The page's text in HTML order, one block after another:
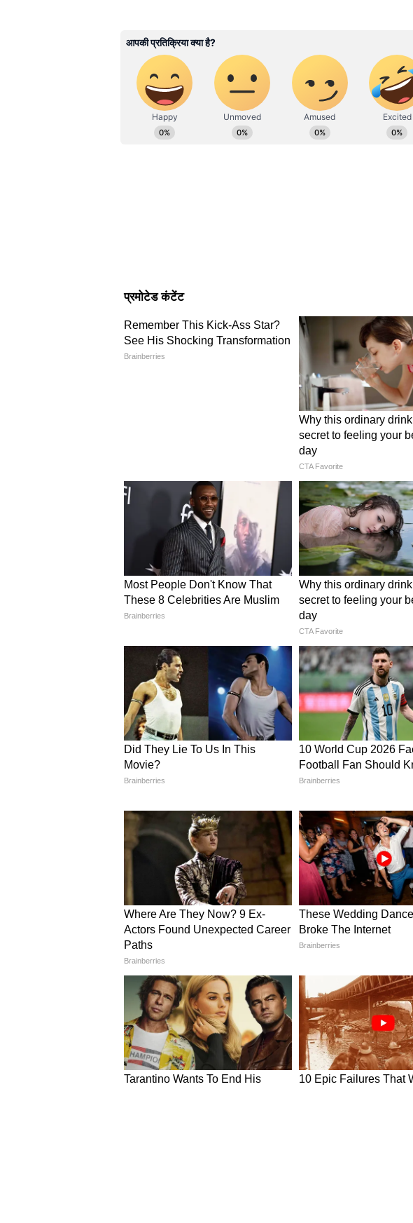
Top 10 Morning News: PM मोदी
के वाराणसी दौरे से लेकर होर्मुज संकट
तक-देश और दुनिया की 10 बड़ी खबरें
दर्शाता है, लेकिन इसके साथ ही कई इलाकों में हिंसा और
भवानीपुर जैसी महत्वपूर्ण सीटों पर कड़ा मुकाबला देखने को
टक्कर रही। AI आधारित निगरानी व्यवस्था ने चुनाव
लेकिन जमीनी स्तर पर सुरक्षा चुनौतियां बनी रहीं।
3. एग्जिट पोल: संभावित राजनीतिक उलटफेर के
Axis My India के ताज़ा एग्जिट पोल ने 2026 के
की संभावना जताई है। पश्चिम बंगाल में BJP की मजबूत
तमिलनाडु में विजय की TVK पार्टी के अप्रत्याशित प्रदर्शन
केरल में UDF के सत्ता में आने की संभावना जताई गई है।
होते, लेकिन वे मतदाताओं के रुझान और राजनीतिक
हलकों में हलचल तेज हो गई है।
4. अमेरिकी फेड का फैसला: वैश्विक बाजार पर
Federal Reserve द्वारा ब्याज दरों को स्थिर रखने का
लिया गया एक संतुलित कदम माना जा रहा है। फेड चेयर
पश्चिम एशिया में बढ़ते तनाव और तेल कीमतों में उछाल को
रणनीति अपनाई जाएगी। इस फैसले का असर वैश्विक निवेश,
अर्थव्यवस्थाओं पर पड़ सकता है, जिससे आने वाले समय में
5. UAE का OPEC से बाहर होना: ऊर्जा बाजार में
OPEC से United Arab Emirates का बाहर निकलने का
बदलाव का संकेत है। 1 मई 2026 से लागू होने वाला यह
अंतरराष्ट्रीय संबंधों को प्रभावित कर सकता है। विशेषज्ञों
अस्थिरता बढ़ेगी और खाड़ी देशों के बीच प्रतिस्पर्धा तेज हो
6. भारत की नई रोजगार नीति: AI युग की चुनौतियों
भारत सरकार ने आर्टिफिशियल इंटेलिजेंस के बढ़ते प्रभाव
पॉलिसी का मसौदा तैयार किया है। इस नीति का उद्देश्य उन
नुकसान से निपटना है, जो AI और ऑटोमेशन के कारण
रीस्किलिंग, अपस्किलिंग और नए रोजगार अवसरों के
सेक्टर में, ताकि तकनीकी बदलावों के साथ रोजगार संतुलन
7. AI सेक्टर में निवेश: टेक इंडस्ट्री में नई दौड़
OpenAI द्वारा $110 बिलियन के बड़े फंडिंग राउंड की
कर दी है। इस निवेश में Nvidia और Amazon जैसी
दर्शाती है। यह फंडिंग जेनरेटिव AI और क्लाउड
तकनीकी प्रतिस्पर्धा और तेज होने की संभावना है।
8. पश्चिम एशिया में बढ़ता तनाव: भारत की सक्रिय
ABOUT THE AUTHOR
SP
Surya Prakash Tripathi
सूर्य प्रकाश त्रिपाठी। 20 जुलाई 2003 से पत्रकारिता के क्षेत्र में
से एशियानेट न्यूज हिंदी के साथ जुड़े हुए हैं। पत्रकारिता में परास्नातक
हुआ है। इन्होंने क्राइम, धर्म और राजनीति के साथ सामाजिक मुद्दों
एक्टिविस्ट, अमर उजाला, दैनिक भास्कर डिजिटल (DB DIGITAL)